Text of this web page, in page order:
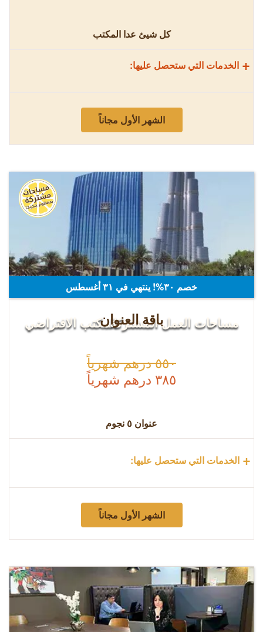
بوليفارد بلازا البرج اثنين
المكتب الافتراضيمساحات العمل المشتركة
كل شيئ عدا المكتب
الخدمات التي ستحصل عليها: +
الشهر الأول مجاناً
خصم ٣٠%! ينتهي في ٣۱ أغسطس
باقة العنوان
٥٥٠ درهم شهرياً
٣٨٥ درهم شهرياً
عنوان ٥ نجوم
الخدمات التي ستحصل عليها: +
الشهر الأول مجاناً